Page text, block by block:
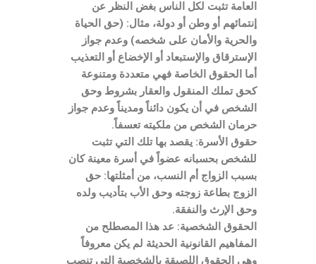
العامة تثبت لكل الناس بغض النظر عن
إنتمائهم أو وطن أو دولة، مثال: (حق الحياة
والحرية والأمان على شخصه) وعدم جواز
الإسترقاق والإستبعاد أو الإخضاع أو التعذيب
أما الحقوق الخاصة فهي متعددة ومتنوعة
كحق تملك المنقول والعقار بشروط وحق
الشخص في أن يكون دائناً ومديناً وعدم جواز
حرمان الشخص من ملكيته تعسفاً.
حقوق الأسرة: يقصد بها تلك التي تثبت
للشخص بحسبانه عضواً في أسرة معينة كان
بسبب الزواج أم النسب، من أمثلتها: حق
الزوج بطاعة زوجته وحق الأب بتأديب ولده
وحق الإرث والنفقة.
الحقوق الشخصية: عد هذا المصطلح من
المفاهيم القانونية الحديثة لم يكن معروفاً
وهي الحقوق اللصيقة بالشخصية التي تنصب